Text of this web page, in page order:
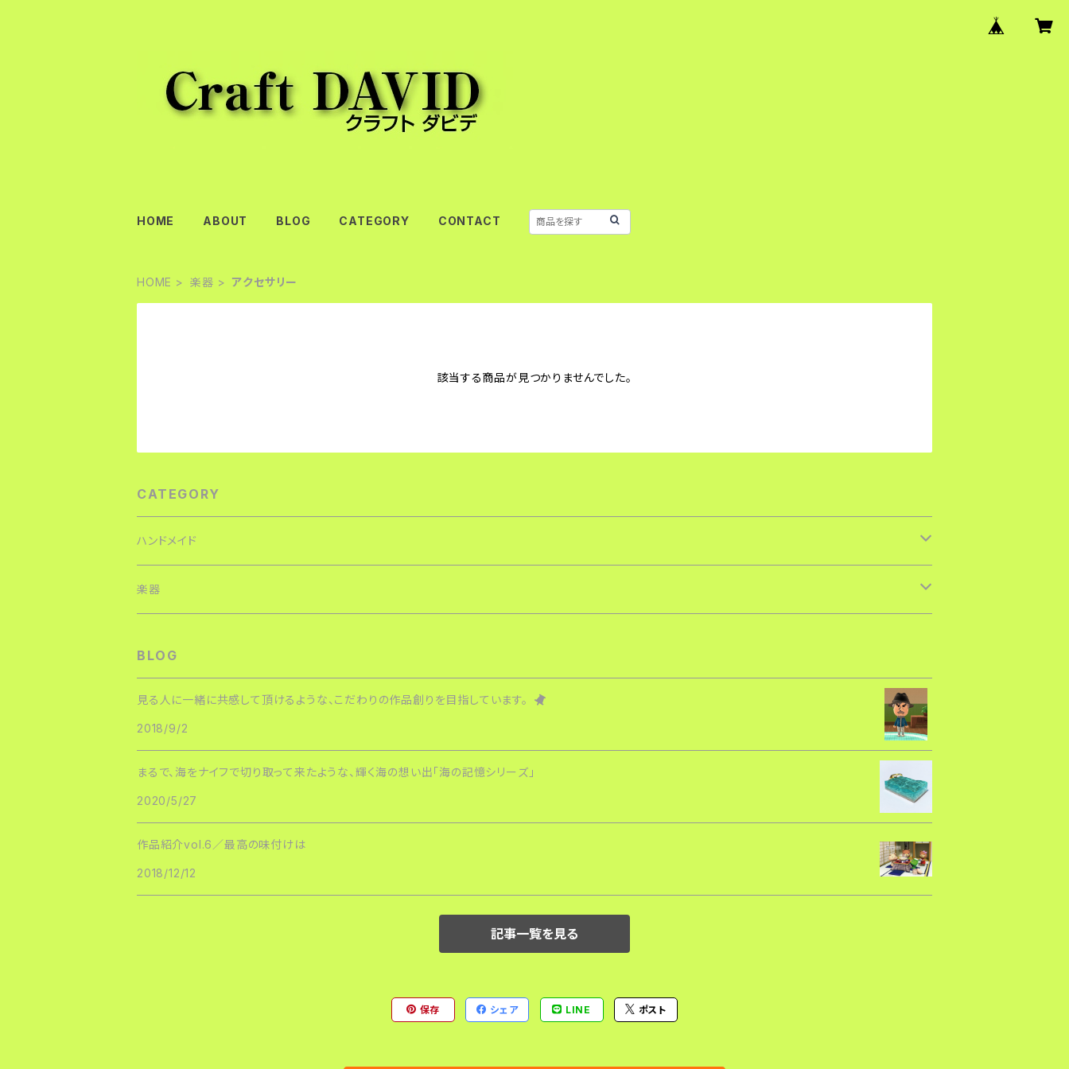
HOME ABOUT BLOG CATEGORY CONTACT
HOME 楽器 アクセサリー
該当する商品が見つかりませんでした。
CATEGORY
ハンドメイド
オリジナルキャラクタ
缶バッジ
楽器
BLOG
見る人に一緒に共感して頂けるような、こだわりの作品創りを目指しています。
2018/9/2
まるで、海をナイフで切り取って来たような、輝く海の想い出「海の記憶シリーズ」
2020/5/27
作品紹介vol.6／最高の味付けは
2018/12/12
記事一覧を見る
保存 シェア LINE ポスト